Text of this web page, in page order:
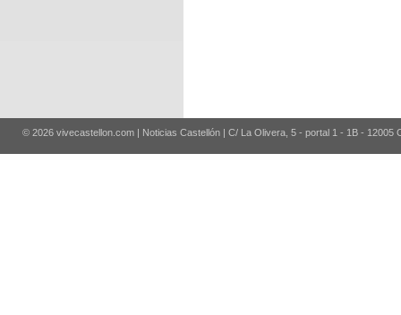
© 2026 vivecastellon.com | Noticias Castellón | C/ La Olivera, 5 - portal 1 - 1B - 12005